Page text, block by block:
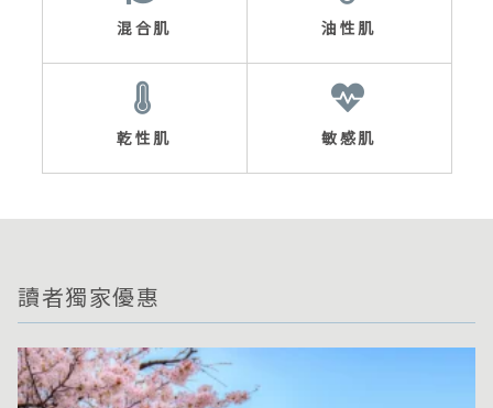
混合肌 油性肌
乾性肌 敏感肌
讀者獨家優惠